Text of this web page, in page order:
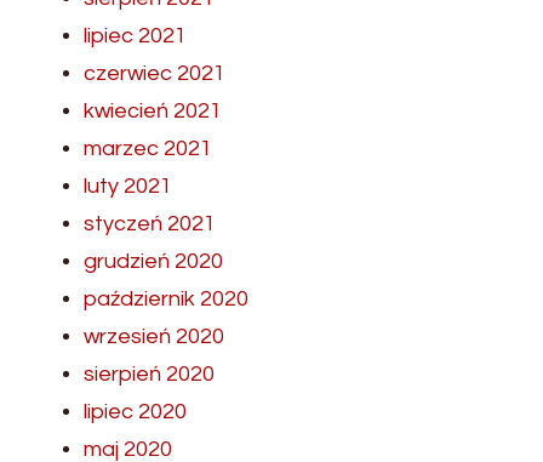
lipiec 2021
czerwiec 2021
kwiecień 2021
marzec 2021
luty 2021
styczeń 2021
grudzień 2020
październik 2020
wrzesień 2020
sierpień 2020
lipiec 2020
maj 2020